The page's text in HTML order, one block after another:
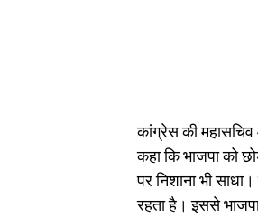
कांग्रेस की महासचिव
कहा कि भाजपा को
पर निशाना भी
रहता है। इससे